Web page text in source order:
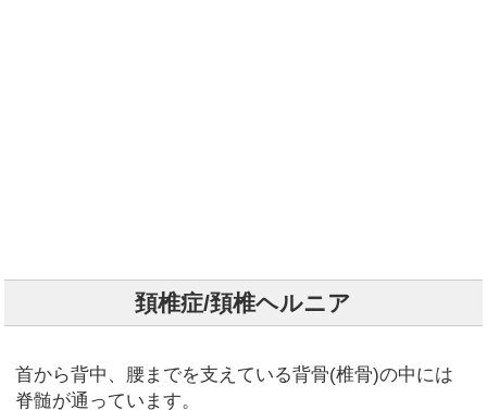
頚椎症/頚椎ヘルニア
首から背中、腰までを支えている背骨(椎骨)の中には
脊髄が通っています。